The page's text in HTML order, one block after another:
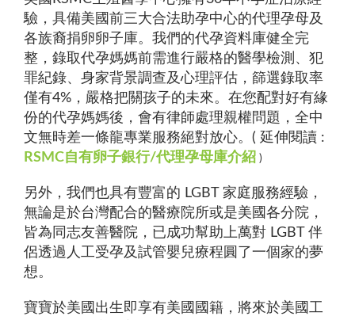
驗，具備美國前三大合法助孕中心的代理孕母及
各族裔捐卵卵子庫。我們的代孕資料庫健全完
整，錄取代孕媽媽前需進行嚴格的醫學檢測、犯
罪紀錄、身家背景調查及心理評估，篩選錄取率
僅有4%，嚴格把關孩子的未來。在您配對好有緣
份的代孕媽媽後，會有律師處理親權問題，全中
文無時差一條龍專業服務絕對放心。( 延伸閱讀 :
RSMC自有卵子銀行/代理孕母庫介紹 )
另外，我們也具有豐富的 LGBT 家庭服務經驗，
無論是於台灣配合的醫療院所或是美國各分院，
皆為同志友善醫院，已成功幫助上萬對 LGBT 伴
侶透過人工受孕及試管嬰兒療程圓了一個家的夢
想。
寶寶於美國出生即享有美國國籍，將來於美國工